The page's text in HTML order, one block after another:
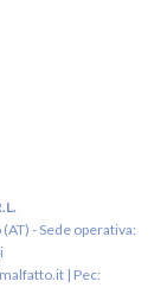
- Sede operativa:
| Pec: